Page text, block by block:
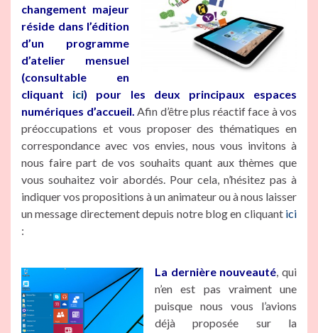
changement majeur
réside dans l’édition
d’un programme
d’atelier mensuel
(consultable en
cliquant ici) pour les deux principaux espaces
numériques d’accueil. Afin d’être plus réactif face à vos
préoccupations et vous proposer des thématiques en
correspondance avec vos envies, nous vous invitons à
nous faire part de vos souhaits quant aux thèmes que
vous souhaitez voir abordés. Pour cela, n’hésitez pas à
indiquer vos propositions à un animateur ou à nous laisser
un message directement depuis notre blog en cliquant ici
:
La dernière nouveauté, qui
n’en est pas vraiment une
puisque nous vous l’avions
déjà proposée sur la